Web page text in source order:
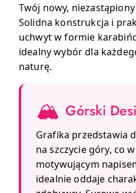
Twój nowy,
Solidna konstrukcja i
uchwyt w formie
idealny wybór dla
naturę.
🏔️ Górski
Grafika przedstawia
na szczycie góry, co
motywującym
idealnie oddaje